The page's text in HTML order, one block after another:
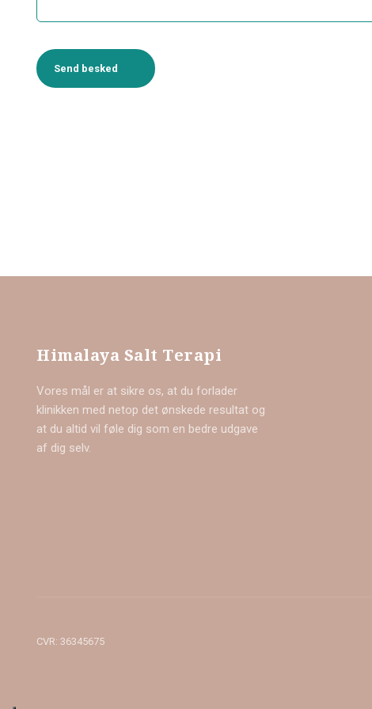
Himalaya Salt Terapi
Vores mål er at sikre os, at du forlader
klinikken med netop det ønskede resultat og
at du altid vil føle dig som en bedre udgave
af dig selv.
CVR​: 36345675